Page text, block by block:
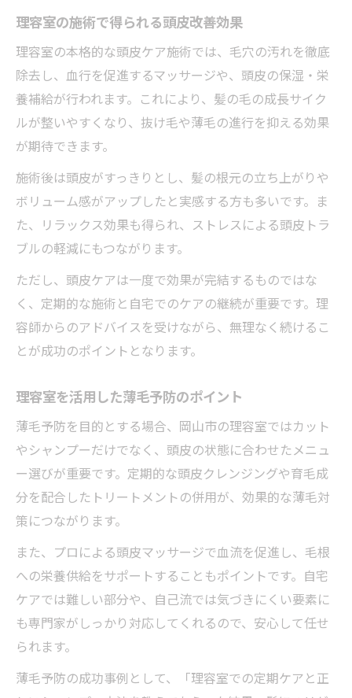
理容室の施術で得られる頭皮改善効果
理容室の本格的な頭皮ケア施術では、毛穴の汚れを徹底
除去し、血行を促進するマッサージや、頭皮の保湿・栄
養補給が行われます。これにより、髪の毛の成長サイク
ルが整いやすくなり、抜け毛や薄毛の進行を抑える効果
が期待できます。
施術後は頭皮がすっきりとし、髪の根元の立ち上がりや
ボリューム感がアップしたと実感する方も多いです。ま
た、リラックス効果も得られ、ストレスによる頭皮トラ
ブルの軽減にもつながります。
ただし、頭皮ケアは一度で効果が完結するものではな
く、定期的な施術と自宅でのケアの継続が重要です。理
容師からのアドバイスを受けながら、無理なく続けるこ
とが成功のポイントとなります。
理容室を活用した薄毛予防のポイント
薄毛予防を目的とする場合、岡山市の理容室ではカット
やシャンプーだけでなく、頭皮の状態に合わせたメニュ
ー選びが重要です。定期的な頭皮クレンジングや育毛成
分を配合したトリートメントの併用が、効果的な薄毛対
策につながります。
また、プロによる頭皮マッサージで血流を促進し、毛根
への栄養供給をサポートすることもポイントです。自宅
ケアでは難しい部分や、自己流では気づきにくい要素に
も専門家がしっかり対応してくれるので、安心して任せ
られます。
薄毛予防の成功事例として、「理容室での定期ケアと正